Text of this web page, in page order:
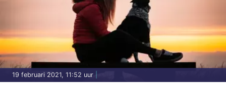
19 februari 2021, 11:52 uur